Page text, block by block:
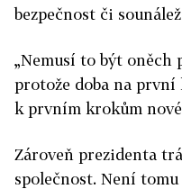
bezpečnost či
„Nemusí to být oněch
protože doba na první
k prvním krokům
Zároveň prezidenta
společnost. Není